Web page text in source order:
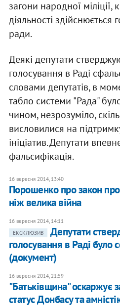
загони народної міліції,
діяльності здійснюється
ради.
Деякі депутати
голосування в Раді
словами депутатів, в
табло системи "Рада"
чином, незрозуміло,
висловилися на
ініціатив. Депутати
фальсифікація.
16 вересня 2014, 13:40
Порошенко про закон
ніж велика війна
16 вересня 2014, 14:11
ЕКСКЛЮЗИВ
Депутати
голосування в Раді було
(документ)
16 вересня 2014, 21:59
"Батьківщина" оскаржує
статус Донбасу та